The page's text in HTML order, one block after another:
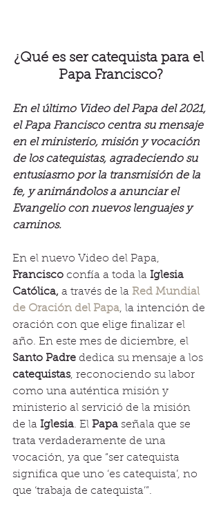
¿Qué es ser catequista para el
Papa Francisco?
En el último Video del Papa del 2021,
el Papa Francisco centra su mensaje
en el ministerio, misión y vocación
de los catequistas, agradeciendo su
entusiasmo por la transmisión de la
fe, y animándolos a anunciar el
Evangelio con nuevos lenguajes y
caminos.
En el nuevo Video del Papa,
Francisco confía a toda la Iglesia
Católica, a través de la Red Mundial
de Oración del Papa, la intención de
oración con que elige finalizar el
año. En este mes de diciembre, el
Santo Padre dedica su mensaje a los
catequistas, reconociendo su labor
como una auténtica misión y
ministerio al servició de la misión
de la Iglesia. El Papa señala que se
trata verdaderamente de una
vocación, ya que “ser catequista
significa que uno ‘es catequista’, no
que ‘trabaja de catequista’”.